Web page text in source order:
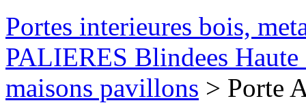
Portes interieures bois,
PALIERES Blindees
maisons pavillons > Porte